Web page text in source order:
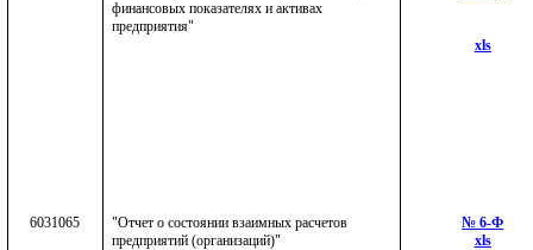
финансовых показателях и активах
предприятия"
xls
6031065
"Отчет о состоянии взаимных расчетов
предприятий (организаций)"
№ 6-Ф
xls